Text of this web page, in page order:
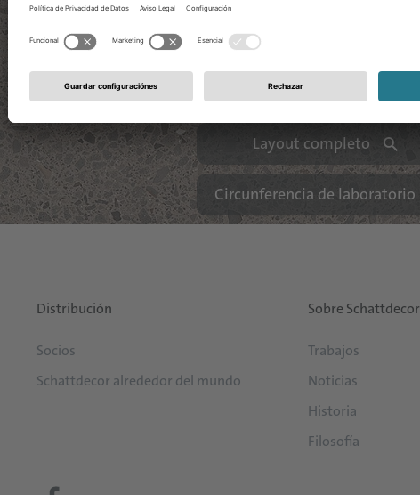
Layout completo
Circunferencia de laboratorio
Distribución
Socios
Schattdecor alrededor del mundo
Sobre Schattdecor
Trabajos
Noticias
Historia
Filosofía